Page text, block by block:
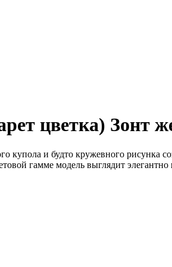
цветка) Зонт
купола и будто кружевного
гамме модель выглядит